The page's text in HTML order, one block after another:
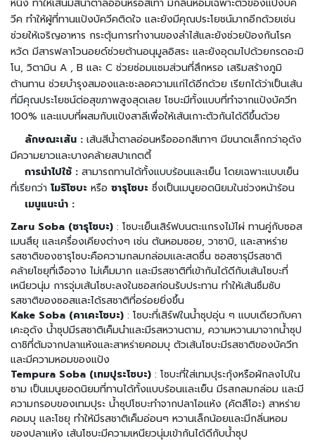
เ
ย็
น
วั
ต
ถุ
ดิ
บ
เ
น
อาหาร
แช่
แข็ง
อ
า
ห
า
ร
ท
ะ
เ
ล
แ
ช่
แ
หนึ่ง ทำให้เส้นมีสีน้ำตาลอ่อนหรือสีเทา มีกลิ่นหอมเฉพาะตัวของแป้งบัค
วีค ทำให้ผู้ที่ทานแป้งบัควีคติดใจ และยังมีคุณประโยชน์มากอีกด้วยเช่น
ช่วยให้เจริญอาหาร กระตุ้นการทำงานของลำไส้และยังช่วยป้องกันโรค
หวัด มีสารฟลาโวนอยด์ช่วยต้านอนุมูลอิสระ และยังอุดมไปด้วยกรดอะมิ
โน, วิตามิน A , B และ C ช่วยซ่อมแซมส่วนที่สึกหรอ เสริมสร้างภูมิ
ต้านทาน ช่วยบำรุงสมองและชะลอความแก่ได้อีกด้วย เรียกได้ว่าเป็นเส้น
ที่มีคุณประโยชน์ต่อสุขภาพสูงสุดเลย โซบะมีทั้งแบบที่ทำจากแป้งบัควีท
100% และแบบที่ผสมกับแป้งสาลีเพื่อให้เส้นเกาะตัวกันได้ดีขึ้นด้วย
ลักษณะเส้น : เส้นสีน้ำตาลอ่อนหรือออกสีเทาๆ มีขนาดเล็กกว่าอุด้ง
มีความยาวและบางคล้ายสปาเกตตี้
การนำไปใช้ : สามารถทานได้ทั้งแบบร้อนและเย็น โดยเฉพาะแบบเย็น
ที่เรียกว่า โมริโซบะ หรือ ซารุโซบะ ซึ่งเป็นเมนูยอดนิยมในช่วงหน้าร้อน
เมนูแนะนำ :
Zaru Soba (ซารุโซบะ) : โซบะเย็นเสิร์ฟบนตะแกรงไม้ไผ่ ทานคู่กับซอส
เมนสึยุ และเครื่องเคียงต่างๆ เช่น ต้นหอมซอย, วาซาบิ, และสาหร่าย
รสชาติของซารุโซบะคือความกลมกล่อมและสดชื่น ซอสซารุมีรสชาติ
คล้ายโชยุที่เจือจาง ไม่เค็มมาก และมีรสชาติที่เข้ากันได้ดีกับเส้นโซบะที่
เหนียวนุ่ม การจุ่มเส้นโซบะลงในซอสก่อนรับประทาน ทำให้เส้นซึมซับ
รสชาติของซอสและได้รสชาติที่อร่อยยิ่งขึ้น
Kake Soba (คาเคะโซบะ) : โซบะที่เสิร์ฟในน้ำซุปอุ่น ๆ แบบเดียวกับคา
เคะอุด้ง น้ำซุปมีรสชาติเค็มนำและมีรสหวานตาม, ความหวานมาจากน้ำซุป
ดาชิที่ต้มจากปลาแห้งและสาหร่ายคอมบุ ตัวเส้นโซบะมีรสชาติของบัควีท
และมีความหอมของแป้ง
Tempura Soba (เทมปุระโซบะ) : โซบะที่ใส่เทมปุระกุ้งหรือผักลงไปใน
ชาม เป็นเมนูยอดนิยมที่ทานได้ทั้งแบบร้อนและเย็น มีรสกลมกล่อม และมี
ความกรอบของเทมปุระ น้ำซุปโซบะทำจากปลาโอแห้ง (คัตสึโอะ) สาหร่าย
คอมบุ และโชยุ ทำให้มีรสชาติเค็มอ่อนๆ หวานเล็กน้อยและมีกลิ่นหอม
ของปลาแห้ง เส้นโซบะมีความเหนียวนุ่มเข้ากันได้ดีกับน้ำซุป